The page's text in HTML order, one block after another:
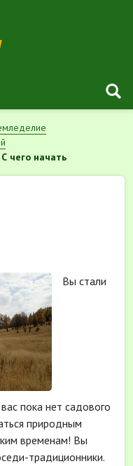
С чего начать
Вы стали
пока нет садового
природным
временам! Вы
традиционники.